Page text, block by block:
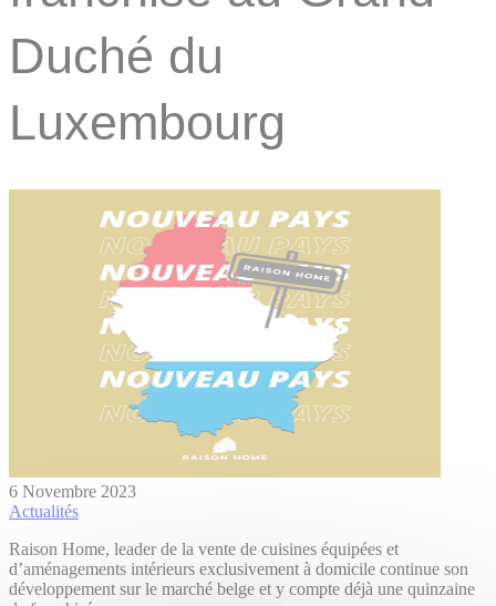
Duché du
Luxembourg
6 Novembre 2023
Actualités
Raison Home, leader de la vente de cuisines équipées et
d’aménagements intérieurs exclusivement à domicile continue son
développement sur le marché belge et y compte déjà une quinzaine